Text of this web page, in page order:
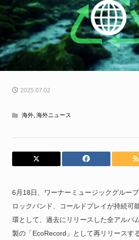
2025.07.02
海外, 海外ニュース
6月18日、ワーナーミュージックグルー
ロックバンド、コールドプレイが持続可
環として、過去にリリースした全アルバ
製の「EcoRecord」として再リリースす